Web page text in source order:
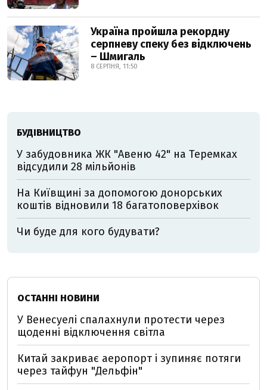
Україна пройшла рекордну
серпневу спеку без відключень
– Шмигаль
8 СЕРПНЯ, 11:50
БУДІВНИЦТВО
У забудовника ЖК "Авеню 42" на Теремках
відсудили 28 мільйонів
На Київщині за допомогою донорських
коштів відновили 18 багатоповерхівок
Чи буде для кого будувати?
ОСТАННІ НОВИНИ
У Венесуелі спалахнули протести через
щоденні відключення світла
Китай закриває аеропорт і зупиняє потяги
через тайфун "Дельфін"